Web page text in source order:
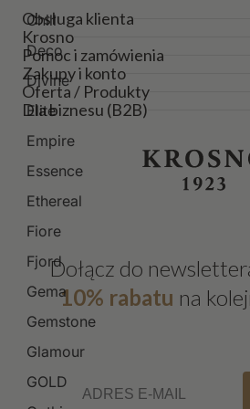
Chill
Deco
Divine
Elite
Empire
Essence
Ethereal
Fiore
Fjord
Gema
Gemstone
Glamour
GOLD
Obsługa klienta
Krosno
Pomoc i zamówienia
Zakupy i konto
Oferta / Produkty
Dla biznesu (B2B)
Dołącz do
10% rabatu na